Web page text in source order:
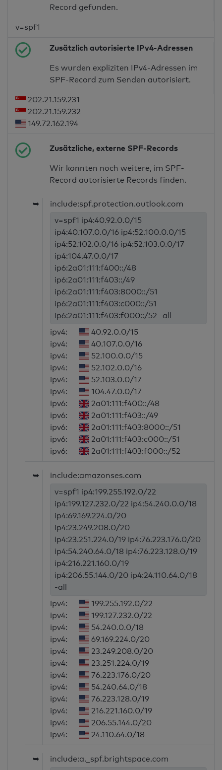
Record gefunden.
v=spf1
Zusätzlich autorisierte IPv4-Adressen
Es wurden expliziten IPv4-Adressen im
SPF-Record zum Senden autorisiert.
202.21.159.231
202.21.159.232
149.72.162.194
Zusätzliche, externe SPF-Records
Wir konnten noch weitere, im SPF-
Record autorisierte Records finden.
➥
include:spf.protection.outlook.com
v=spf1 ip4:40.92.0.0/15
ip4:40.107.0.0/16 ip4:52.100.0.0/15
ip4:52.102.0.0/16 ip4:52.103.0.0/17
ip4:104.47.0.0/17
ip6:2a01:111:f400::/48
ip6:2a01:111:f403::/49
ip6:2a01:111:f403:8000::/51
ip6:2a01:111:f403:c000::/51
ip6:2a01:111:f403:f000::/52 -all
ipv4:
40.92.0.0/15
ipv4:
40.107.0.0/16
ipv4:
52.100.0.0/15
ipv4:
52.102.0.0/16
ipv4:
52.103.0.0/17
ipv4:
104.47.0.0/17
ipv6:
2a01:111:f400::/48
ipv6:
2a01:111:f403::/49
ipv6:
2a01:111:f403:8000::/51
ipv6:
2a01:111:f403:c000::/51
ipv6:
2a01:111:f403:f000::/52
➥
include:amazonses.com
v=spf1 ip4:199.255.192.0/22
ip4:199.127.232.0/22 ip4:54.240.0.0/18
ip4:69.169.224.0/20
ip4:23.249.208.0/20
ip4:23.251.224.0/19 ip4:76.223.176.0/20
ip4:54.240.64.0/18 ip4:76.223.128.0/19
ip4:216.221.160.0/19
ip4:206.55.144.0/20 ip4:24.110.64.0/18
-all
ipv4:
199.255.192.0/22
ipv4:
199.127.232.0/22
ipv4:
54.240.0.0/18
ipv4:
69.169.224.0/20
ipv4:
23.249.208.0/20
ipv4:
23.251.224.0/19
ipv4:
76.223.176.0/20
ipv4:
54.240.64.0/18
ipv4:
76.223.128.0/19
ipv4:
216.221.160.0/19
ipv4:
206.55.144.0/20
ipv4:
24.110.64.0/18
➥
include:a._spf.brightspace.com